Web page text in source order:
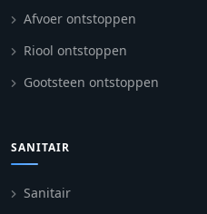
Afvoer ontstoppen
Riool ontstoppen
Gootsteen ontstoppen
SANITAIR
Sanitair